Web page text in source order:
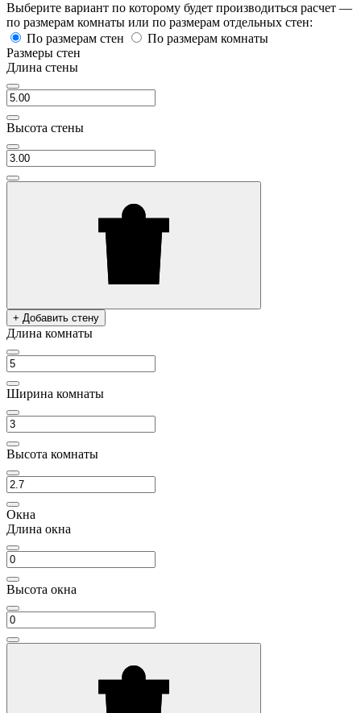
Выберите вариант по которому будет производиться расчет —
по размерам комнаты или по размерам отдельных стен:
По размерам стен
По размерам комнаты
Размеры стен
Длина стены
Высота стены
+ Добавить стену
Длина комнаты
Ширина комнаты
Высота комнаты
Окна
Длина окна
Высота окна